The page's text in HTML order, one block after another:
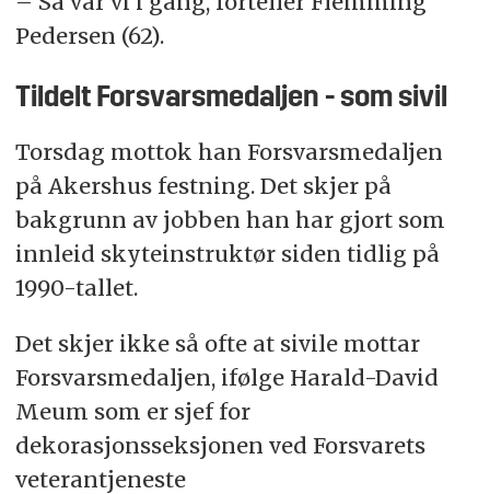
Pedersen (62).
Tildelt Forsvarsmedaljen - som sivil
Torsdag mottok han Forsvarsmedaljen
på Akershus festning. Det skjer på
bakgrunn av jobben han har gjort som
innleid skyteinstruktør siden tidlig på
1990-tallet.
Det skjer ikke så ofte at sivile mottar
Forsvarsmedaljen, ifølge Harald-David
Meum som er sjef for
dekorasjonsseksjonen ved Forsvarets
veterantjeneste